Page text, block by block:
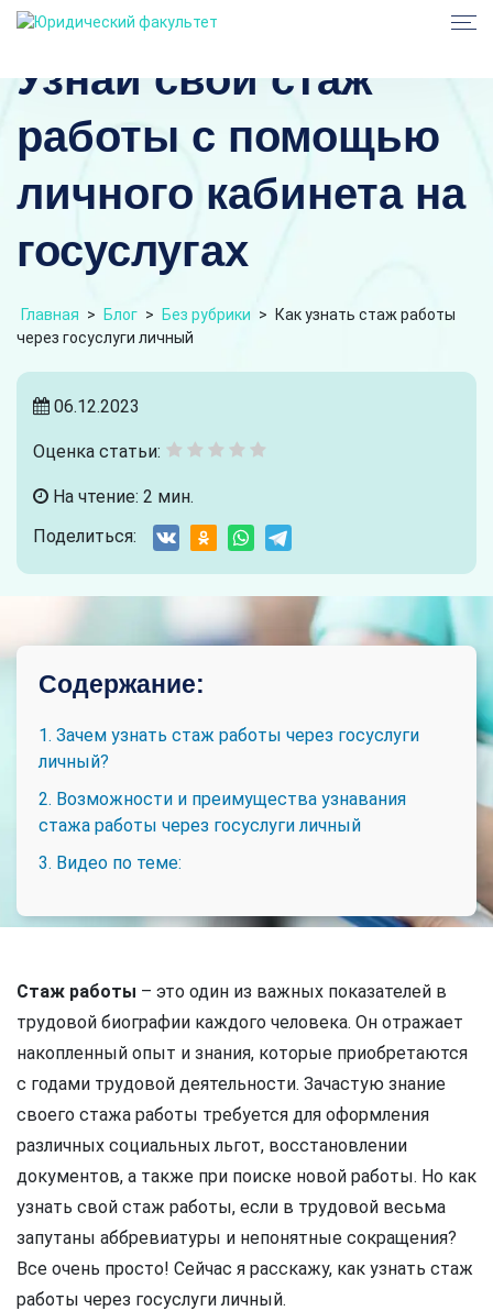
Узнай свой стаж
работы с помощью
личного кабинета на
госуслугах
Главная > Блог > Без рубрики >
Как узнать стаж работы
через госуслуги личный
06.12.2023
Оценка статьи:
На чтение: 2 мин.
Поделиться:
Содержание:
1. Зачем узнать стаж работы через госуслуги
личный?
2. Возможности и преимущества узнавания
стажа работы через госуслуги личный
3. Видео по теме:
Стаж работы – это один из важных показателей в
трудовой биографии каждого человека. Он отражает
накопленный опыт и знания, которые приобретаются
с годами трудовой деятельности. Зачастую знание
своего стажа работы требуется для оформления
различных социальных льгот, восстановлении
документов, а также при поиске новой работы. Но как
узнать свой стаж работы, если в трудовой весьма
запутаны аббревиатуры и непонятные сокращения?
Все очень просто! Сейчас я расскажу, как узнать стаж
работы через госуслуги личный.